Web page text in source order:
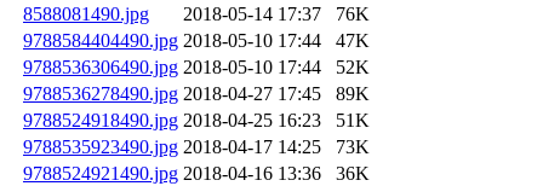
8588081490.jpg
2018-05-14 17:37
76K
9788584404490.jpg 2018-05-10 17:44
47K
9788536306490.jpg 2018-05-10 17:44
52K
9788536278490.jpg 2018-04-27 17:45
89K
9788524918490.jpg 2018-04-25 16:23
51K
9788535923490.jpg 2018-04-17 14:25
73K
9788524921490.jpg 2018-04-16 13:36
36K